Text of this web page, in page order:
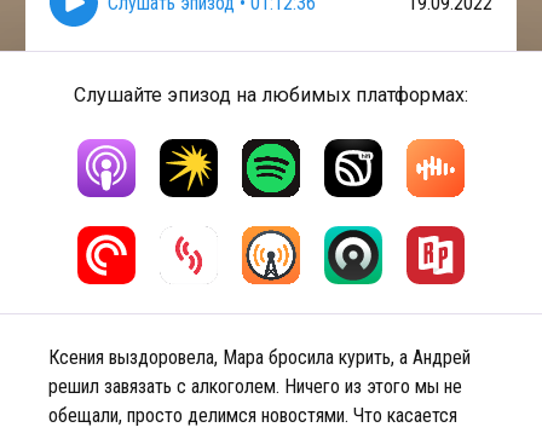
Слушайте эпизод на любимых платформах:
Ксения выздоровела, Мара бросила курить, а Андрей
решил завязать с алкоголем. Ничего из этого мы не
обещали, просто делимся новостями. Что касается